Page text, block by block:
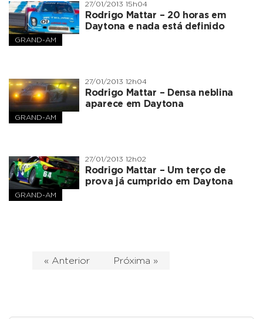
GRAND-AM
27/01/2013 15h04
Rodrigo Mattar – 20 horas em
Daytona e nada está definido
GRAND-AM
27/01/2013 12h04
Rodrigo Mattar – Densa neblina
aparece em Daytona
GRAND-AM
27/01/2013 12h02
Rodrigo Mattar – Um terço de
prova já cumprido em Daytona
« Anterior Próxima »